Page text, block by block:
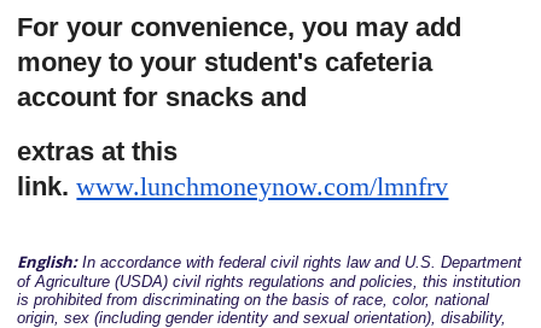
For your convenience, you may add
money to your student's cafeteria
account for snacks and
extras at this
link.www.lunchmoneynow.com/lmnfrv
English:In accordance with federal civil rights law and U.S. Department
of Agriculture (USDA) civil rights regulations and policies, this institution
is prohibited from discriminating on the basis of race, color, national
origin, sex (including gender identity and sexual orientation), disability,